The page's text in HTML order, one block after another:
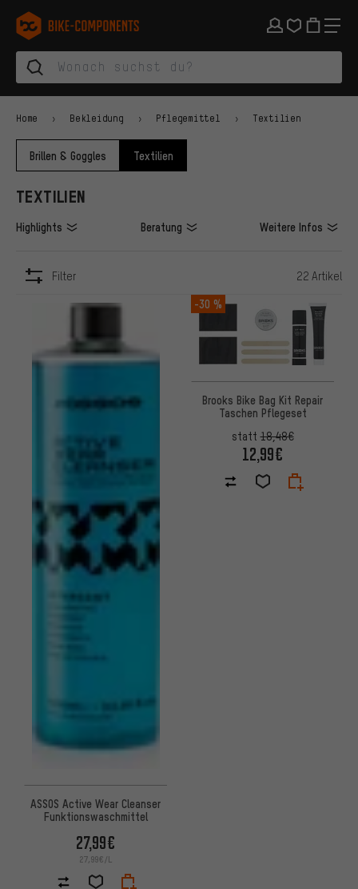
Zur Hauptnavigation springen
Zur Kategorienavigation springen
Zum Inhalt springen
Zu Marken und Newsletter springen
Zur Fußzeile springen
bike-components.de Startseite
Home Bekleidung Pflegemittel Textilien
Brillen & Goggles Textilien
TEXTILIEN
Highlights Beratung Weitere Infos
Filter 22 Artikel
ASSOS Active Wear Cleanser
Funktionswaschmittel
27,99€
27,99€/L
-30 %
Brooks Bike Bag Kit Repair
Taschen Pflegeset
statt18,48€
12,99€